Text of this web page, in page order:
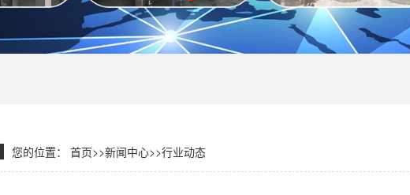
您的位置： 首页>>新闻中心>>行业动态